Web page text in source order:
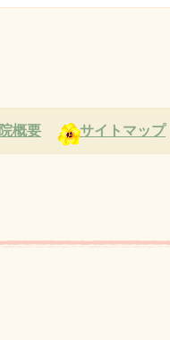
概要 サイトマップ